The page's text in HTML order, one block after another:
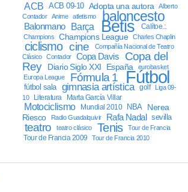
ACB ACB 09-10 Adopta una autora
Alberto
Contador
Anime atletismo baloncesto
Balonmano Barça Betis Calítoe.:.
Champions Champions League Charles Chaplin
ciclismo cine
Compañía Nacional de Teatro
Clásico
Contador Copa Davis
Copa del
Rey
Diario Siglo XXI España
eurobasket
Europa League
Fórmula 1 Fútbol
fútbol sala gimnasia artística golf
Liga 09-
10
Literatura Marta García Villar
Motociclismo Mundial 2010 NBA
Nerea
Riesco
Radio Guadalquivir Rafa Nadal sevilla
teatro teatro clásico Tenis Tour de Francia
Tour de Francia 2009 Tour de Francia 2010